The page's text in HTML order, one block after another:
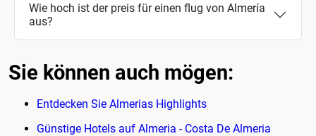
Wie hoch ist der preis für einen flug von Almería
aus?
Sie können auch mögen:
Entdecken Sie Almerias Highlights
Günstige Hotels auf Almeria - Costa De Almeria